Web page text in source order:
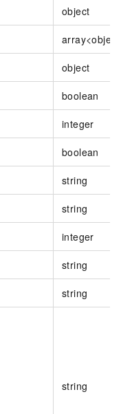
object
object
boolean
integer
boolean
string
string
integer
string
string
string